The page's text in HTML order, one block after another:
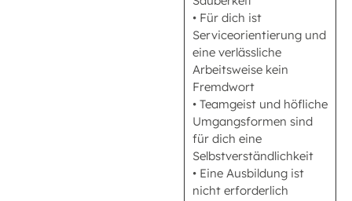
• Für dich ist
Serviceorientierung und
eine verlässliche
Arbeitsweise kein
Fremdwort
• Teamgeist und höfliche
Umgangsformen sind
für dich eine
Selbstverständlichkeit
• Eine Ausbildung ist
nicht erforderlich